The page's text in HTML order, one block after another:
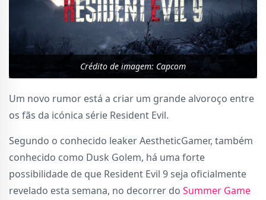
Crédito de imagem: Capcom
Um novo rumor está a criar um grande alvoroço entre
os fãs da icónica série Resident Evil.
Segundo o conhecido leaker AestheticGamer, também
conhecido como Dusk Golem, há uma forte
possibilidade de que Resident Evil 9 seja oficialmente
revelado esta semana, no decorrer do Summer Game